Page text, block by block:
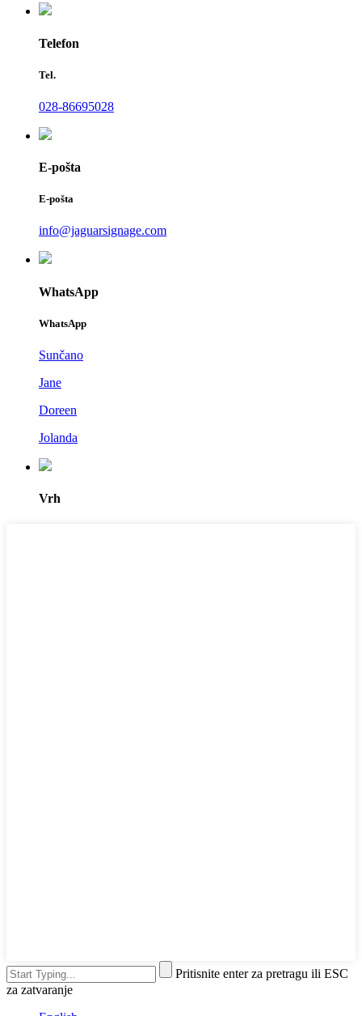
Telefon
Tel.
028-86695028
E-pošta
E-pošta
info@jaguarsignage.com
WhatsApp
WhatsApp
Sunčano
Jane
Doreen
Jolanda
Vrh
Pritisnite enter za pretragu ili ESC
za zatvaranje